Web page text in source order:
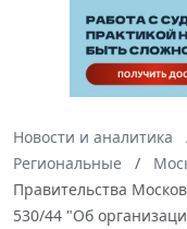
Новости и аналитика
Региональные
Правительства
530/44 "Об